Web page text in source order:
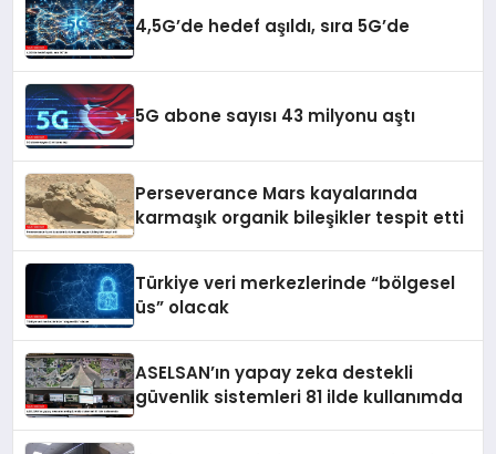
4,5G’de hedef aşıldı, sıra 5G’de
5G abone sayısı 43 milyonu aştı
Perseverance Mars kayalarında
karmaşık organik bileşikler tespit etti
Türkiye veri merkezlerinde “bölgesel
üs” olacak
ASELSAN’ın yapay zeka destekli
güvenlik sistemleri 81 ilde kullanımda